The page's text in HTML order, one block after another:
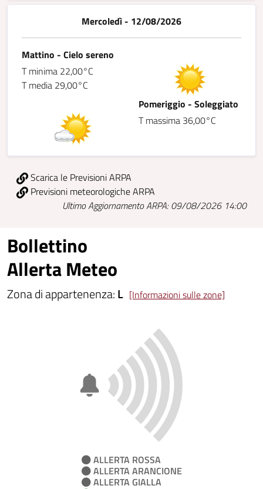
Mercoledì - 12/08/2026
Mattino - Cielo sereno
T minima 22,00°C
T media 29,00°C
Pomeriggio - Soleggiato
T massima 36,00°C
Scarica le Previsioni ARPA
Previsioni meteorologiche ARPA
Ultimo Aggiornamento ARPA: 09/08/2026 14:00
Bollettino
Allerta Meteo
Zona di appartenenza:L [Informazioni sulle zone]
ALLERTA ROSSA
ALLERTA ARANCIONE
ALLERTA GIALLA